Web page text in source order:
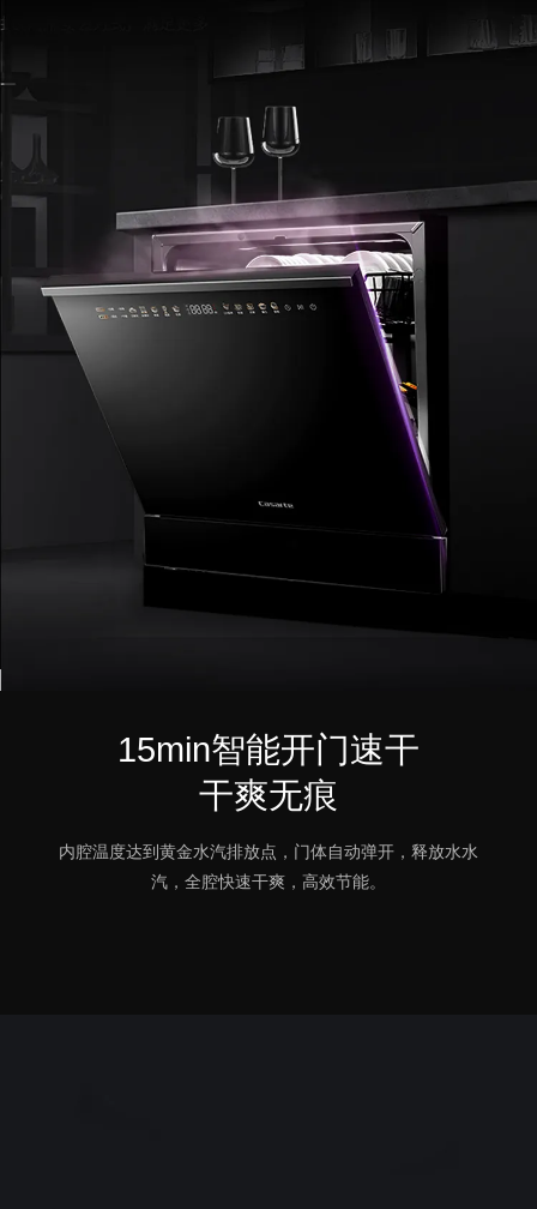
15min智能开门速干
干爽无痕
内腔温度达到黄金水汽排放点，门体自动弹开，释放水水
汽，全腔快速干爽，高效节能。